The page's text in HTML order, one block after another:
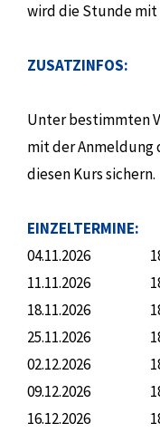
wird die Stunde mit
ZUSATZINFOS:
Unter bestimmten
mit der
diesen Kurs sichern.
EINZELTERMINE:
04.11.2026
11.11.2026
18.11.2026
25.11.2026
02.12.2026
09.12.2026
16.12.2026